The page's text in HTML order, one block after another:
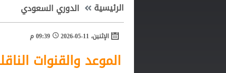
الرئيسية الدوري السعودي
الإثنين، 11-05-2026 09:39 م
الموعد والقنوات